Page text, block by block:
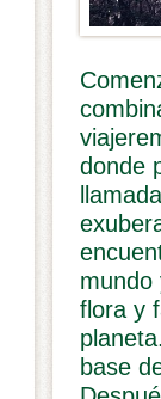
donde
mundo
flora y
base